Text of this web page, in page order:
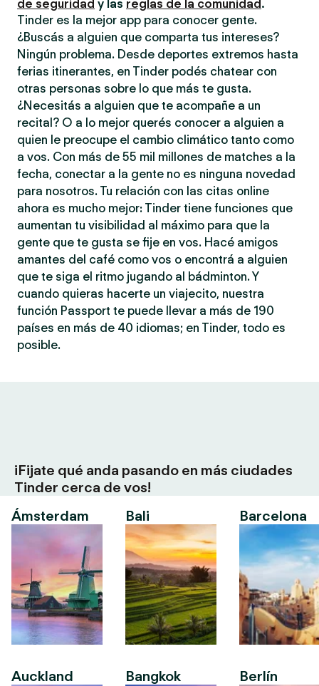
de seguridad y las reglas de la comunidad .
Tinder es la mejor app para conocer gente.
¿Buscás a alguien que comparta tus intereses?
Ningún problema. Desde deportes extremos hasta
ferias itinerantes, en Tinder podés chatear con
otras personas sobre lo que más te gusta.
¿Necesitás a alguien que te acompañe a un
recital? O a lo mejor querés conocer a alguien a
quien le preocupe el cambio climático tanto como
a vos. Con más de 55 mil millones de matches a la
fecha, conectar a la gente no es ninguna novedad
para nosotros. Tu relación con las citas online
ahora es mucho mejor: Tinder tiene funciones que
aumentan tu visibilidad al máximo para que la
gente que te gusta se fije en vos. Hacé amigos
amantes del café como vos o encontrá a alguien
que te siga el ritmo jugando al bádminton. Y
cuando quieras hacerte un viajecito, nuestra
función Passport te puede llevar a más de 190
países en más de 40 idiomas; en Tinder, todo es
posible.
¡Fijate qué anda pasando en más ciudades
Tinder cerca de vos!
Ámsterdam
Auckland
Bali
Bangkok
Barcelona
Berlín